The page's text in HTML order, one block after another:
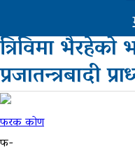
अन्तरास्ट्रिय
सूचना-
प्रबिधि
त्रिविमा
प्रजातन्त्रबादी
फरक कोण
फ-